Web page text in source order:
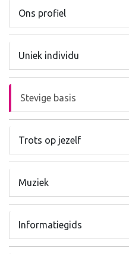
Ons profiel
Uniek individu
Stevige basis
Trots op jezelf
Muziek
Informatiegids